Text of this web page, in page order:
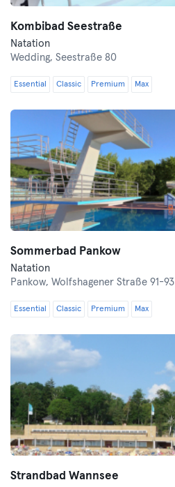
Kombibad Seestraße
Natation
Wedding, Seestraße 80
Essential Classic Premium Max
Sommerbad Pankow
Natation
Pankow, Wolfshagener Straße 91-93
Essential Classic Premium Max
Strandbad Wannsee